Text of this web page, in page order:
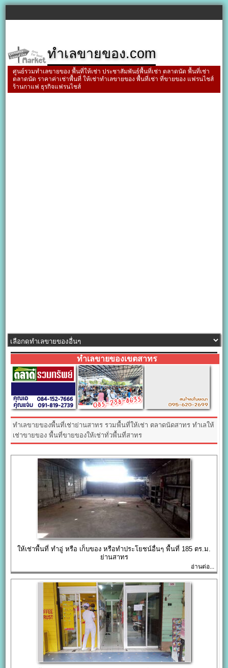
ทำเลขายของ.com
ศูนย์รวมทำเลขายของ พื้นที่ให้เช่า ประชาสัมพันธ์พื้นที่เช่า ตลาดนัด พื้นที่เช่า
ตลาดนัด ราคาค่าเช่าพื้นที่ ให้เช่าทำเลขายของ พื้นที่เช่า ที่ขายของ แฟรนไชส์
ร้านกาแฟ ธุรกิจแฟรนไชส์
ทำเลขายของเขตสาทร
ทำเลขายของพื้นที่เช่าย่านสาทร รวมพื้นที่ให้เช่า ตลาดนัดสาทร ทำเลให้
เช่าขายของ พื้นที่ขายของให้เช่าทั่วพื้นที่สาทร
ให้เช่าพื้นที่ ทำอู่ หรือ เก็บของ หรือทำประโยชน์อื่นๆ พื้นที่ 185 ตร.ม.
ย่านสาทร
อ่านต่อ...